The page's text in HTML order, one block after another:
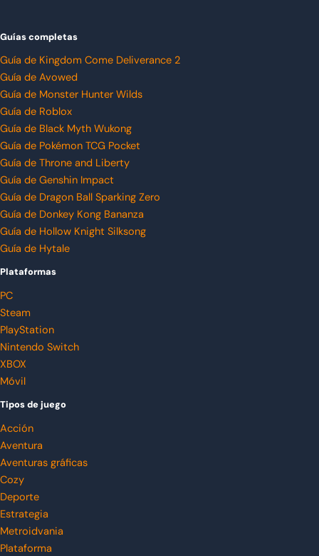
Guías completas
Guía de Kingdom Come Deliverance 2
Guía de Avowed
Guía de Monster Hunter Wilds
Guía de Roblox
Guía de Black Myth Wukong
Guía de Pokémon TCG Pocket
Guía de Throne and Liberty
Guía de Genshin Impact
Guía de Dragon Ball Sparking Zero
Guía de Donkey Kong Bananza
Guía de Hollow Knight Silksong
Guía de Hytale
Plataformas
PC
Steam
PlayStation
Nintendo Switch
XBOX
Móvil
Tipos de juego
Acción
Aventura
Aventuras gráficas
Cozy
Deporte
Estrategia
Metroidvania
Plataforma